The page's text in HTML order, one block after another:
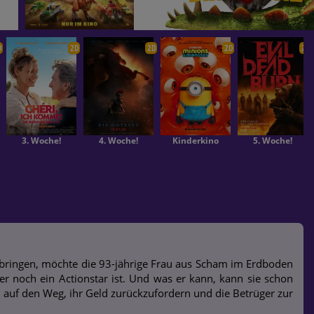
2D
3. Woche!
2D
4. Woche!
2D
Kinderkino
2D
5. Woche!
möchte die 93-jährige Frau aus Scham im Erdboden
noch ein Actionstar ist. Und was er kann, kann sie schon
den Weg, ihr Geld zurückzufordern und die Betrüger zur